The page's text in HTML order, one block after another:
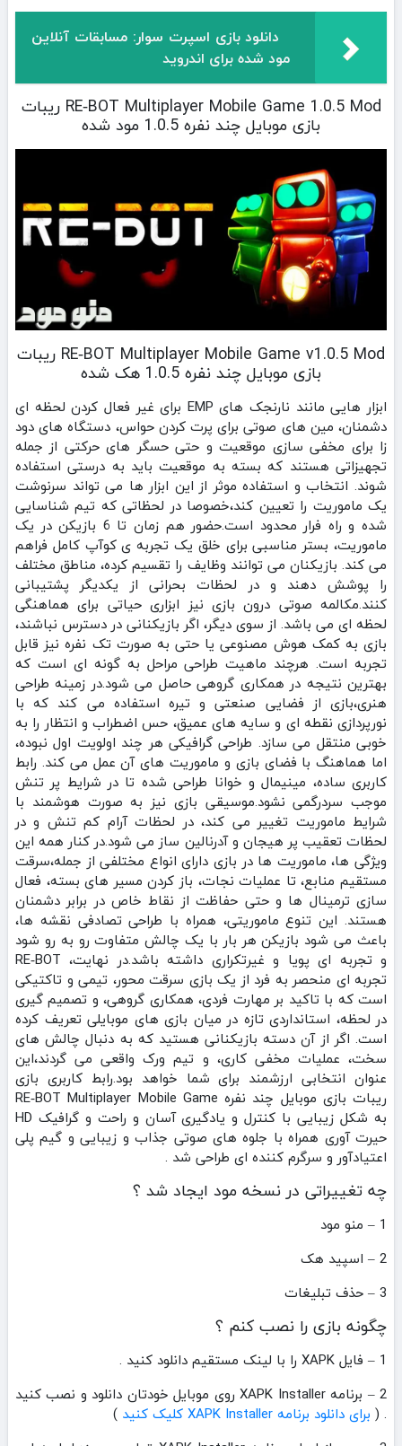
دانلود بازی اسپرت سوار: مسابقات آنلاین
مود شده برای اندروید
RE‑BOT Multiplayer Mobile Game 1.0.5 Mod ریبات
بازی موبایل چند نفره 1.0.5 مود شده
RE‑BOT Multiplayer Mobile Game v1.0.5 Mod ریبات
بازی موبایل چند نفره 1.0.5 هک شده
ابزار هایی مانند نارنجک‌ های EMP برای غیر فعال کردن لحظه‌ ای
دشمنان، مین‌ های صوتی برای پرت کردن حواس، دستگاه‌ های دود
زا برای مخفی‌ سازی موقعیت و حتی حسگر های حرکتی از جمله
تجهیزاتی هستند که بسته به موقعیت باید به‌ درستی استفاده
شوند. انتخاب و استفاده موثر از این ابزار ها می‌ تواند سرنوشت
یک ماموریت را تعیین کند،خصوصا در لحظاتی که تیم شناسایی
شده و راه فرار محدود است.حضور هم‌ زمان تا 6 بازیکن در یک
ماموریت، بستر مناسبی برای خلق یک تجربه‌ ی کوآپ کامل فراهم
می‌ کند. بازیکنان می‌ توانند وظایف را تقسیم کرده، مناطق مختلف
را پوشش دهند و در لحظات بحرانی از یکدیگر پشتیبانی
کنند.مکالمه صوتی درون بازی نیز ابزاری حیاتی برای هماهنگی
لحظه‌ ای می باشد. از سوی دیگر، اگر بازیکنانی در دسترس نباشند،
بازی به کمک هوش مصنوعی یا حتی به‌ صورت تک‌ نفره نیز قابل
تجربه است. هرچند ماهیت طراحی مراحل به‌ گونه‌ ای‌ است که
بهترین نتیجه در همکاری گروهی حاصل می‌ شود.در زمینه طراحی
هنری،بازی از فضایی صنعتی و تیره استفاده می‌ کند که با
نورپردازی نقطه‌ ای و سایه‌ های عمیق، حس اضطراب و انتظار را به‌
خوبی منتقل می‌ سازد. طراحی گرافیکی هر چند اولویت اول نبوده،
اما هماهنگ با فضای بازی و ماموریت‌ های آن عمل می‌ کند. رابط
کاربری ساده، مینیمال و خوانا طراحی شده تا در شرایط پر تنش
موجب سردرگمی نشود.موسیقی بازی نیز به‌ صورت هوشمند با
شرایط ماموریت تغییر می‌ کند، در لحظات آرام کم‌ تنش و در
لحظات تعقیب پر هیجان و آدرنالین‌ ساز می‌ شود.در کنار همه این
ویژگی‌ ها، ماموریت‌ ها در بازی دارای انواع مختلفی از جمله،سرقت
مستقیم منابع، تا عملیات نجات، باز کردن مسیر های بسته، فعال‌
سازی ترمینال‌ ها و حتی حفاظت از نقاط خاص در برابر دشمنان
هستند. این تنوع ماموریتی، همراه با طراحی تصادفی نقشه‌ ها،
باعث می‌ شود بازیکن هر بار با یک چالش متفاوت رو به‌ رو شود
و تجربه‌ ای پویا و غیرتکراری داشته باشد.در نهایت، RE‑BOT
تجربه‌ ای منحصر به‌ فرد از یک بازی سرقت‌ محور، تیمی و تاکتیکی
است که با تاکید بر مهارت فردی، همکاری گروهی، و تصمیم‌ گیری
در لحظه، استانداردی تازه در میان بازی‌ های موبایلی تعریف کرده
است. اگر از آن دسته بازیکنانی هستید که به دنبال چالش‌ های
سخت، عملیات مخفی‌ کاری، و تیم‌ ورک واقعی می‌ گردند،این
عنوان انتخابی ارزشمند برای شما خواهد بود.رابط کاربری بازی
ریبات بازی موبایل چند نفره RE‑BOT Multiplayer Mobile Game
به شکل زیبایی با کنترل و یادگیری آسان و راحت و گرافیک HD
حیرت آوری همراه با جلوه های صوتی جذاب و زیبایی و گیم پلی
اعتیادآور و سرگرم کننده ای طراحی شد .
چه تغییراتی در نسخه مود ایجاد شد ؟
1 – منو مود
2 – اسپید هک
3 – حذف تبلیغات
چگونه بازی را نصب کنم ؟
1 – فایل XAPK را با لینک مستقیم دانلود کنید .
2 – برنامه XAPK Installer روی موبایل خودتان دانلود و نصب کنید
. ( برای دانلود برنامه XAPK Installer کلیک کنید
)